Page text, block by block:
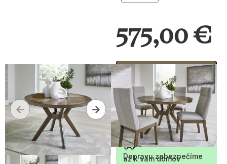
575,00€
Pridať
do
dopytu
Materiál: Drevo
Dopravu zabezpečíme
až k vám domov